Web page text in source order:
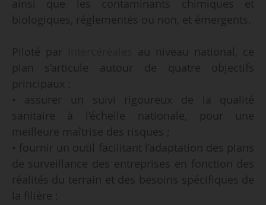
ainsi que les contaminants chimiques et
biologiques, réglementés ou non, et émergents.
Piloté par
au niveau national, ce
plan s’articule autour de quatre objectifs
principaux :
• assurer un suivi rigoureux de la qualité
sanitaire à l’échelle nationale, pour une
meilleure maîtrise des risques ;
• fournir un outil facilitant l’adaptation des plans
de surveillance des entreprises en fonction des
réalités du terrain et des besoins spécifiques de
la filière ;